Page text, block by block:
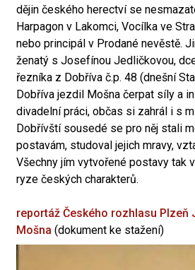
dějin českého herectví se
Harpagon v Lakomci, Vocílka ve
nebo principál v Prodané nevěstě.
ženatý s Josefínou Jedličkovou,
řezníka z Dobříva č.p. 48 (dnešní
Dobříva jezdil Mošna čerpat síly a
divadelní práci, občas si zahrál i s
Dobřívští sousedé se pro něj stali
postavám, studoval jejich mravy,
Všechny jím vytvořené postavy tak
ryze českých charakterů.
reportáž Českého rozhlasu Plzeň
Mošna (dokument ke stažení)